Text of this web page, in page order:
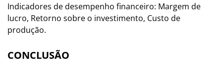
Indicadores de desempenho financeiro: Margem de
lucro, Retorno sobre o investimento, Custo de
produção.
CONCLUSÃO